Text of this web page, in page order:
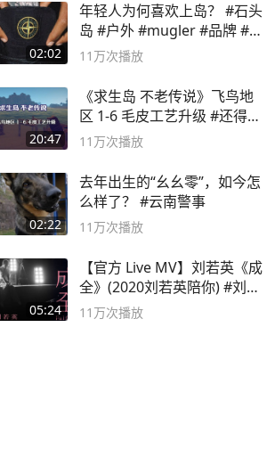
02:02
年轻人为何喜欢上岛？ #石头
岛 #户外 #mugler #品牌 #足
球流氓
11万次播放
20:47
《求生岛 不老传说》飞鸟地
区 1-6 毛皮工艺升级 #还得是
主机大作
11万次播放
02:22
去年出生的“幺幺零”，如今怎
么样了？ #云南警事
11万次播放
05:24
【官方 Live MV】刘若英《成
全》(2020刘若英陪你) #刘若
英 #成全
11万次播放